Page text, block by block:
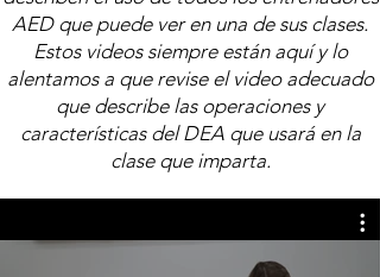
AED que puede ver en una de sus clases.
Estos videos siempre están aquí y lo
alentamos a que revise el video adecuado
que describe las operaciones y
características del DEA que usará en la
clase que imparta.